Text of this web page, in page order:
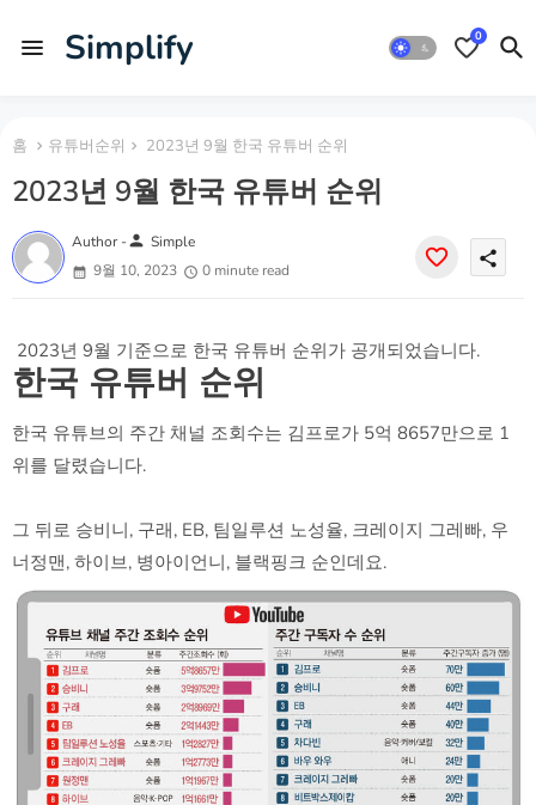
Simplify 0
홈 유튜버순위 2023년 9월 한국 유튜버 순위
2023년 9월 한국 유튜버 순위
Author -person Simple
9월 10, 2023
0 minute read
share
2023년 9월 기준으로 한국 유튜버 순위가 공개되었습니다.
한국 유튜버 순위
한국 유튜브의 주간 채널 조회수는 김프로가 5억 8657만으로 1
위를 달렸습니다.
그 뒤로 승비니, 구래, EB, 팀일루션 노성율, 크레이지 그레빠, 우
너정맨, 하이브, 병아이언니, 블랙핑크 순인데요.